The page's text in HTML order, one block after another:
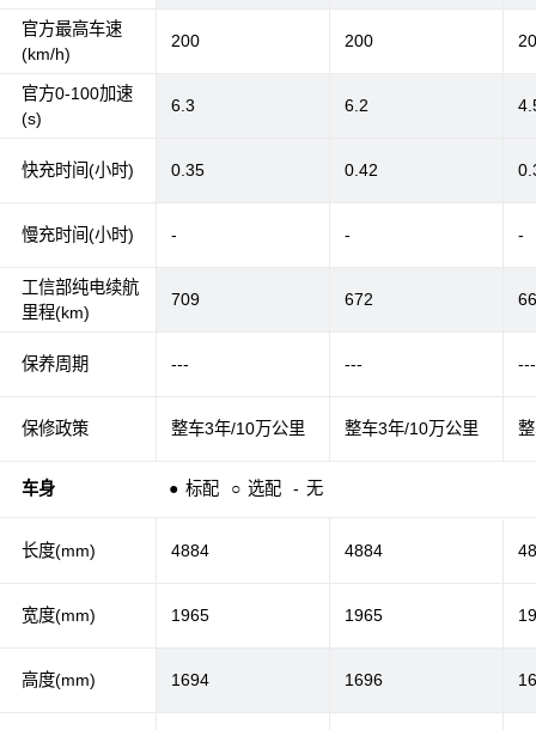
官方最高车速
(km/h)
官方0-100加速
(s)
快充时间(小时)
慢充时间(小时)
工信部纯电续航
里程(km)
保养周期
保修政策
车身 ● 标配 ○ 选配 - 无
长度(mm)
宽度(mm)
高度(mm)
200 200
6.3 6.2
0.35 0.42
- - -
709 672
--- --- ---
整车3年/10万公里 整车3年/10万公里
4884 4884
1965 1965
1694 1696